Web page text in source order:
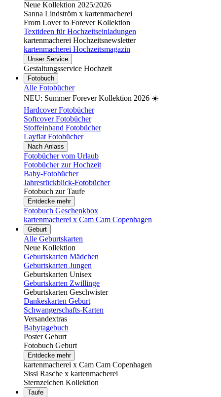
Neue Kollektion 2025/2026
Sanna Lindström x kartenmacherei
From Lover to Forever Kollektion
Textideen für Hochzeitseinladungen
kartenmacherei Hochzeitsnewsletter
kartenmacherei Hochzeitsmagazin
Unser Service
Gestaltungsservice Hochzeit
Fotobuch
Alle Fotobücher
NEU: Summer Forever Kollektion 2026 ☀️
Hardcover Fotobücher
Softcover Fotobücher
Stoffeinband Fotobücher
Layflat Fotobücher
Nach Anlass
Fotobücher vom Urlaub
Fotobücher zur Hochzeit
Baby-Fotobücher
Jahresrückblick-Fotobücher
Fotobuch zur Taufe
Entdecke mehr
Fotobuch Geschenkbox
kartenmacherei x Cam Cam Copenhagen
Geburt
Alle Geburtskarten
Neue Kollektion
Geburtskarten Mädchen
Geburtskarten Jungen
Geburtskarten Unisex
Geburtskarten Zwillinge
Geburtskarten Geschwister
Dankeskarten Geburt
Schwangerschafts-Karten
Versandextras
Babytagebuch
Poster Geburt
Fotobuch Geburt
Entdecke mehr
kartenmacherei x Cam Cam Copenhagen
Sissi Rasche x kartenmacherei
Sternzeichen Kollektion
Taufe